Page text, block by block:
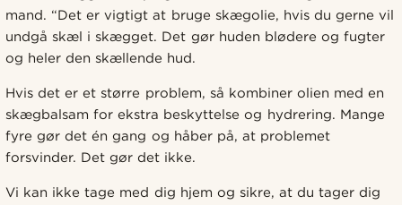
mand. “Det er vigtigt at bruge skægolie, hvis du gerne vil
undgå skæl i skægget. Det gør huden blødere og fugter
og heler den skællende hud.
Hvis det er et større problem, så kombiner olien med en
skægbalsam for ekstra beskyttelse og hydrering. Mange
fyre gør det én gang og håber på, at problemet
forsvinder. Det gør det ikke.
Vi kan ikke tage med dig hjem og sikre, at du tager dig